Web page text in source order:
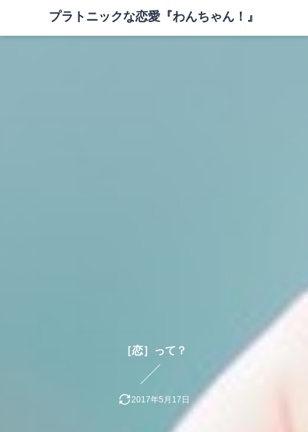
プラトニックな恋愛『わんちゃん！』
［恋］って？
2017年5月17日